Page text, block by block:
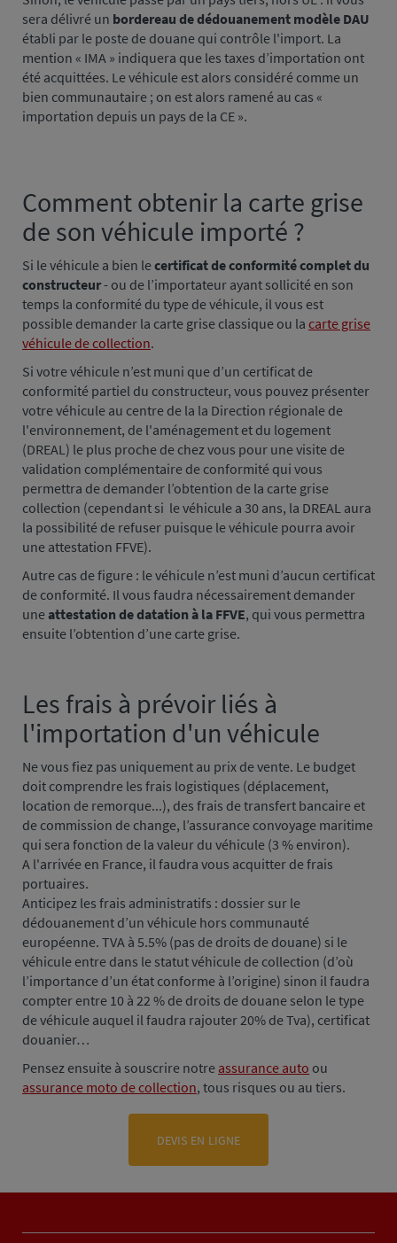
sera délivré un bordereau de dédouanement modèle DAU
établi par le poste de douane qui contrôle l'import. La
mention « IMA » indiquera que les taxes d’importation ont
été acquittées. Le véhicule est alors considéré comme un
bien communautaire ; on est alors ramené au cas «
importation depuis un pays de la CE ».
Paragraphe
4
Comment obtenir la carte grise
de son véhicule importé ?
Si le véhicule a bien lecertificat de conformité complet du
constructeur- ou de l’importateur ayant sollicité en son
temps la conformité du type de véhicule, il vous est
possible demander la carte grise classique ou la carte grise
véhicule de collection.
Si votre véhicule n’est muni que d’un certificat de
conformité partiel du constructeur, vous pouvez présenter
votre véhicule au centre de la la Direction régionale de
l'environnement, de l'aménagement et du logement
(DREAL) le plus proche de chez vous pour une visite de
validation complémentaire de conformité qui vous
permettra de demander l’obtention de la carte grise
collection (cependant si le véhicule a 30 ans, la DREAL aura
la possibilité de refuser puisque le véhicule pourra avoir
une attestation FFVE).
Autre cas de figure : le véhicule n’est muni d’aucun certificat
de conformité. Il vous faudra nécessairement demander
uneattestation de datation à la FFVE, qui vous permettra
ensuite l’obtention d’une carte grise.
Les frais à prévoir liés à
l'importation d'un véhicule
Ne vous fiez pas uniquement au prix de vente. Le budget
doit comprendre les frais logistiques (déplacement,
location de remorque...), des frais de transfert bancaire et
de commission de change, l’assurance convoyage maritime
qui sera fonction de la valeur du véhicule (3 % environ).
A l'arrivée en France, il faudra vous acquitter de frais
portuaires.
Anticipez les frais administratifs : dossier sur le
dédouanement d’un véhicule hors communauté
européenne. TVA à 5.5% (pas de droits de douane) si le
véhicule entre dans le statut véhicule de collection (d’où
l’importance d’un état conforme à l’origine) sinon il faudra
compter entre 10 à 22 % de droits de douane selon le type
de véhicule auquel il faudra rajouter 20% de Tva), certificat
douanier…
Pensez ensuite à souscrire notre assurance auto ou
assurance moto de collection, tous risques ou au tiers.
devis en ligne